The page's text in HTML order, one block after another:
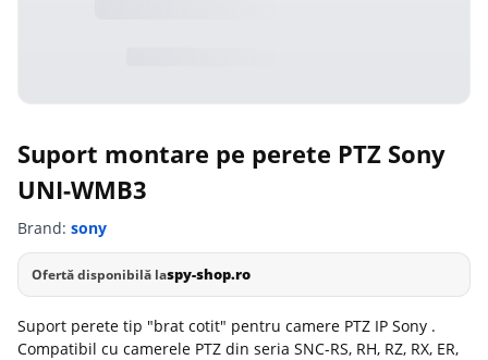
Suport montare pe perete PTZ Sony
UNI-WMB3
Brand: sony
Ofertă disponibilă laspy-shop.ro
Suport perete tip "brat cotit" pentru camere PTZ IP Sony .
Compatibil cu camerele PTZ din seria SNC-RS, RH, RZ, RX, ER,